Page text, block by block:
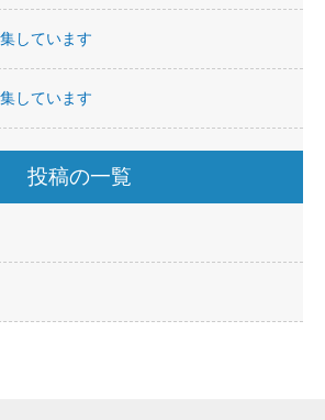
しています
しています
投稿の一覧